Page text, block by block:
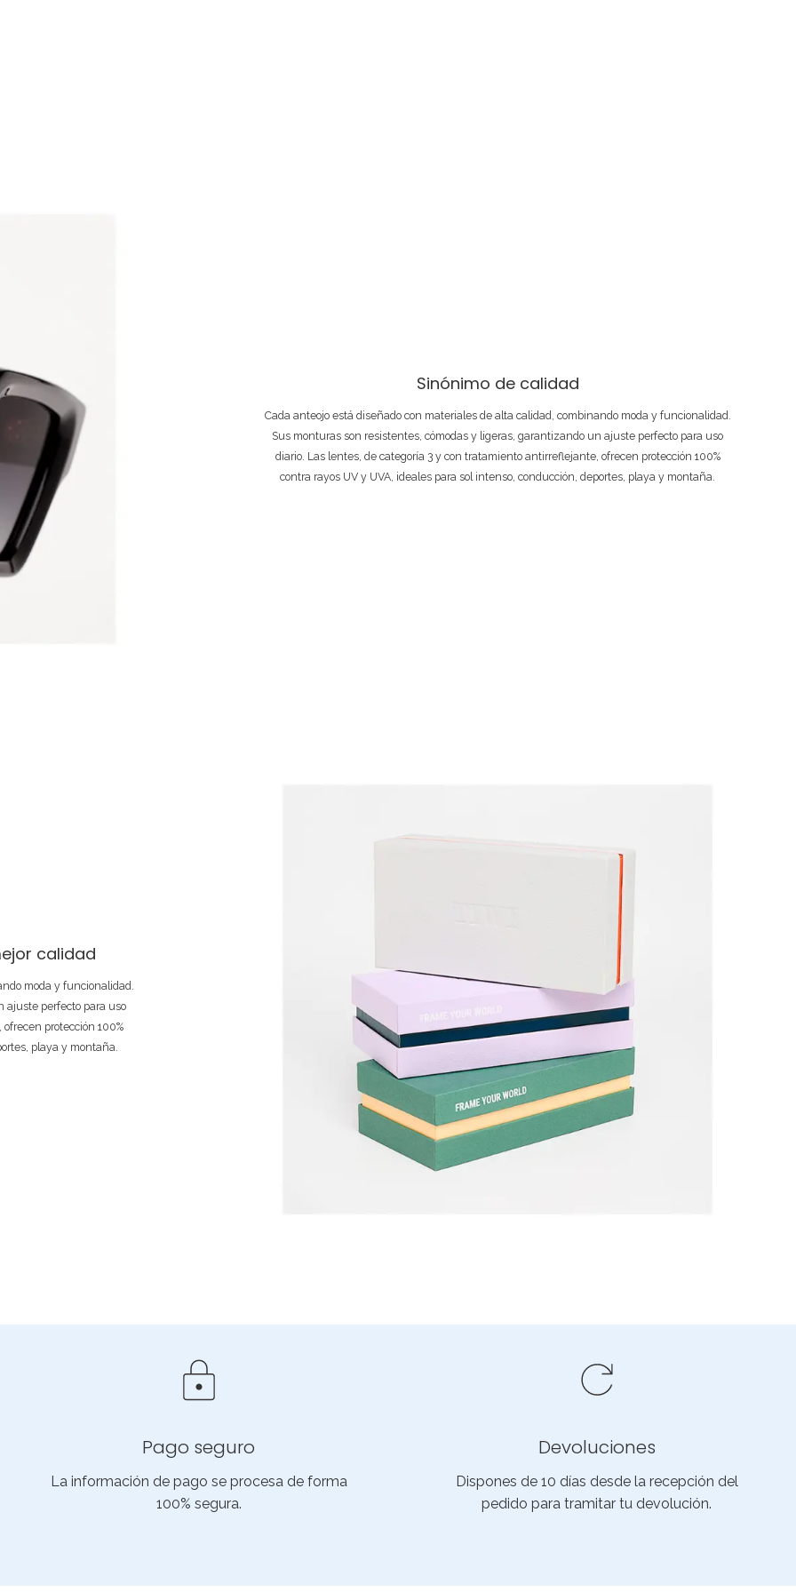
Sinónimo de calidad
Cada anteojo está diseñado con materiales de alta calidad, combinando moda y funcionalidad.
Sus monturas son resistentes, cómodas y ligeras, garantizando un ajuste perfecto para uso
diario. Las lentes, de categoría 3 y con tratamiento antirreflejante, ofrecen protección 100%
contra rayos UV y UVA, ideales para sol intenso, conducción, deportes, playa y montaña.
calidad
moda y funcionalidad.
ajuste perfecto para uso
protección 100%
playa y montaña.
Pago seguro
La información de pago se procesa de forma
100% segura.
Devoluciones
Dispones de 10 días desde la recepción del
pedido para tramitar tu devolución.